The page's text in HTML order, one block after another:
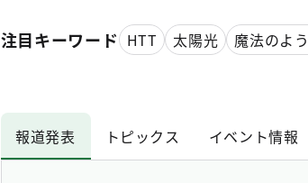
注目キーワード HTT 太陽光 魔法のよ
キッズページ
産廃エキス
報道発表 トピックス イベント情報